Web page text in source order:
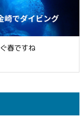
春ですね